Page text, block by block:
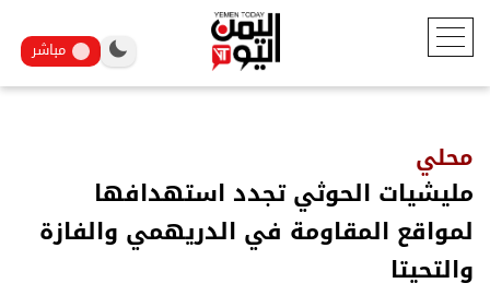
مباشر
محلي
مليشيات الحوثي تجدد استهدافها
لمواقع المقاومة في الدريهمي والفازة
والتحيتا